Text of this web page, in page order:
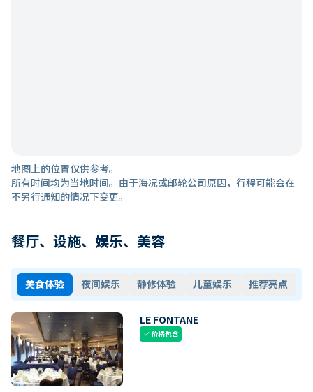
地图上的位置仅供参考。
所有时间均为当地时间。由于海况或邮轮公司原因，行程可能会在
不另行通知的情况下变更。
餐厅、设施、娱乐、美容
美食体验 夜间娱乐 静修体验 儿童娱乐 推荐亮点
LE FONTANE
check价格包含